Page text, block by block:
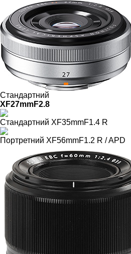
Стандартний
XF27mmF2.8
Стандартний XF35mmF1.4 R
Портретний XF56mmF1.2 R / APD